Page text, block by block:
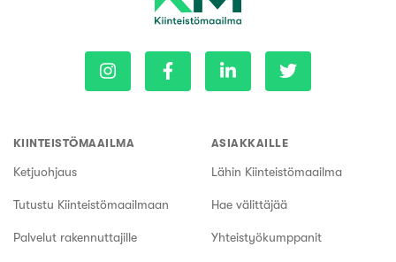
KIINTEISTÖMAAILMA
Ketjuohjaus
Tutustu Kiinteistömaailmaan
Palvelut rakennuttajille
ASIAKKAILLE
Lähin Kiinteistömaailma
Hae välittäjää
Yhteistyökumppanit